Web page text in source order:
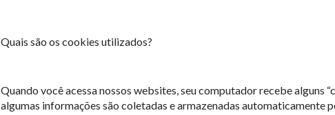
Quais são os cookies utilizados?
Quando você acessa nossos websites, seu computador recebe alguns
algumas informações são coletadas e armazenadas automaticamente